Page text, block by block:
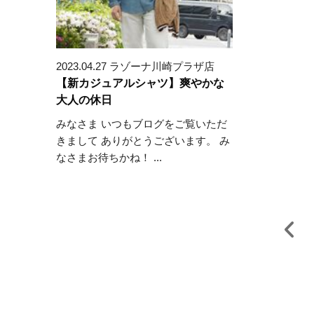
2023.04.27 ラゾーナ川崎プラザ店
【新カジュアルシャツ】爽やかな
大人の休日
みなさま いつもブログをご覧いただ
きまして ありがとうございます。 み
なさまお待ちかね！ ...